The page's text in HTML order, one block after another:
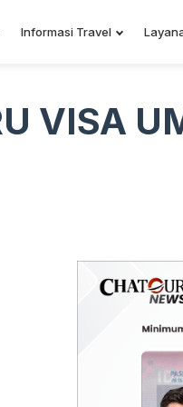
Informasi Travel
VISA